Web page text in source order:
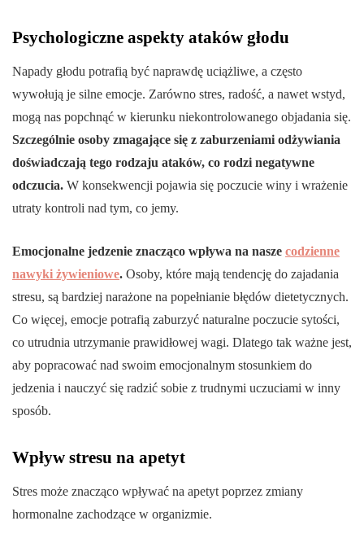
Psychologiczne aspekty ataków głodu
Napady głodu potrafią być naprawdę uciążliwe, a często
wywołują je silne emocje. Zarówno stres, radość, a nawet wstyd,
mogą nas popchnąć w kierunku niekontrolowanego objadania się.
Szczególnie osoby zmagające się z zaburzeniami odżywiania
doświadczają tego rodzaju ataków, co rodzi negatywne
odczucia. W konsekwencji pojawia się poczucie winy i wrażenie
utraty kontroli nad tym, co jemy.
Emocjonalne jedzenie znacząco wpływa na nasze codzienne
nawyki żywieniowe. Osoby, które mają tendencję do zajadania
stresu, są bardziej narażone na popełnianie błędów dietetycznych.
Co więcej, emocje potrafią zaburzyć naturalne poczucie sytości,
co utrudnia utrzymanie prawidłowej wagi. Dlatego tak ważne jest,
aby popracować nad swoim emocjonalnym stosunkiem do
jedzenia i nauczyć się radzić sobie z trudnymi uczuciami w inny
sposób.
Wpływ stresu na apetyt
Stres może znacząco wpływać na apetyt poprzez zmiany
hormonalne zachodzące w organizmie.